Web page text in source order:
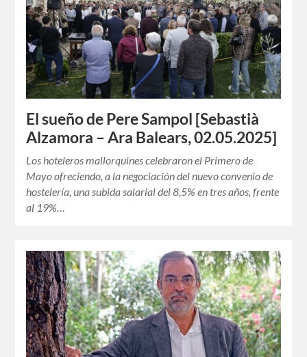
El sueño de Pere Sampol [Sebastià
Alzamora – Ara Balears, 02.05.2025]
Los hoteleros mallorquines celebraron el Primero de
Mayo ofreciendo, a la negociación del nuevo convenio de
hostelería, una subida salarial del 8,5% en tres años, frente
al 19%…